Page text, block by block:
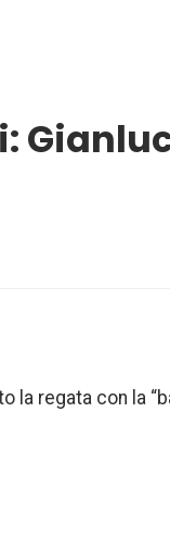
regata con la